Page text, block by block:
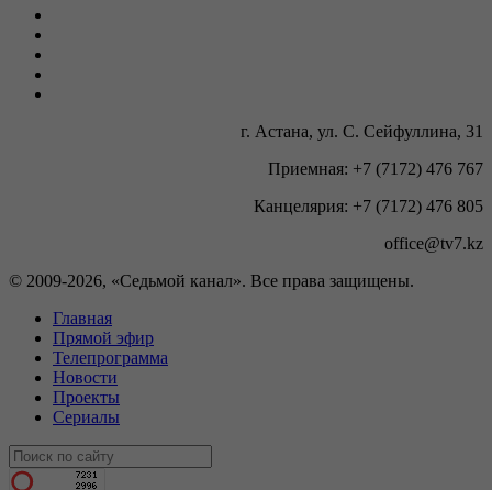
г. Астана, ул. С. Сейфуллина, 31
Приемная: +7 (7172) 476 767
Канцелярия: +7 (7172) 476 805
office@tv7.kz
© 2009-2026, «Седьмой канал». Все права защищены.
Главная
Прямой эфир
Телепрограмма
Новости
Проекты
Сериалы